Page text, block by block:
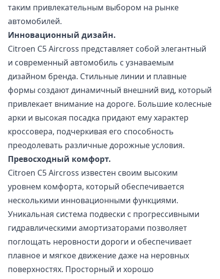
таким привлекательным выбором на рынке
автомобилей.
Инновационный дизайн.
Citroen C5 Aircross представляет собой элегантный
и современный автомобиль с узнаваемым
дизайном бренда. Стильные линии и плавные
формы создают динамичный внешний вид, который
привлекает внимание на дороге. Большие колесные
арки и высокая посадка придают ему характер
кроссовера, подчеркивая его способность
преодолевать различные дорожные условия.
Превосходный комфорт.
Citroen C5 Aircross известен своим высоким
уровнем комфорта, который обеспечивается
несколькими инновационными функциями.
Уникальная система подвески с прогрессивными
гидравлическими амортизаторами позволяет
поглощать неровности дороги и обеспечивает
плавное и мягкое движение даже на неровных
поверхностях. Просторный и хорошо